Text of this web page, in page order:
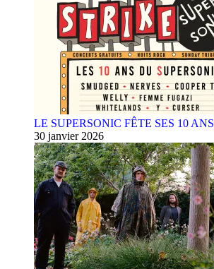
LE SUPERSONIC FÊTE SES 10 ANS
30 janvier 2026